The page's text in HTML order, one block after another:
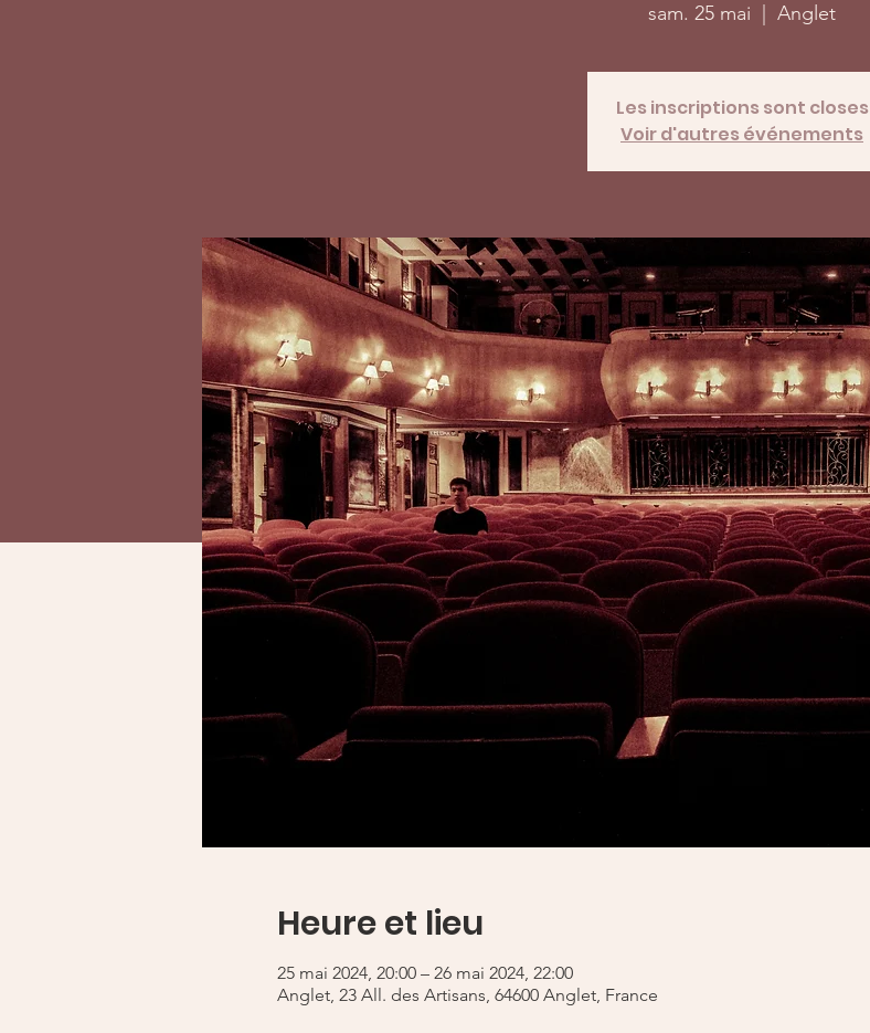
sam. 25 mai Anglet
Les inscriptions sont closes
Voir d'autres événements
Heure et lieu
25 mai 2024, 20:00 – 26 mai 2024, 22:00
Anglet, 23 All. des Artisans, 64600 Anglet, France